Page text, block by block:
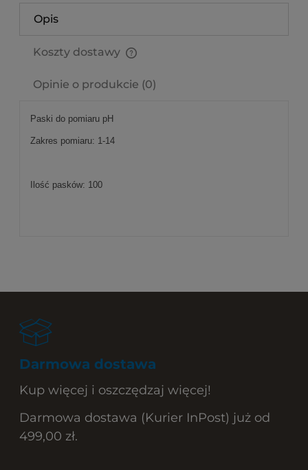
Opis
Koszty dostawy
Opinie o produkcie (0)
Paski do pomiaru pH
Zakres pomiaru: 1-14
Ilość pasków: 100
Darmowa dostawa
Kup więcej i oszczędzaj więcej!
Darmowa dostawa (Kurier InPost) już od
499,00 zł.